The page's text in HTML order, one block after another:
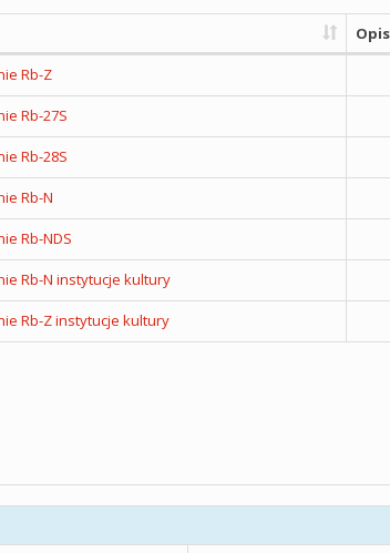
Opis
Rb-Z
Rb-27S
Rb-28S
Rb-N
Rb-NDS
Rb-N instytucje kultury
Rb-Z instytucje kultury